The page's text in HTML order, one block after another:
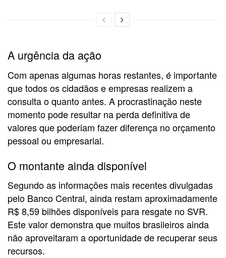
A urgência da ação
Com apenas algumas horas restantes, é importante
que todos os cidadãos e empresas realizem a
consulta o quanto antes. A procrastinação neste
momento pode resultar na perda definitiva de
valores que poderiam fazer diferença no orçamento
pessoal ou empresarial.
O montante ainda disponível
Segundo as informações mais recentes divulgadas
pelo Banco Central, ainda restam aproximadamente
R$ 8,59 bilhões disponíveis para resgate no SVR.
Este valor demonstra que muitos brasileiros ainda
não aproveitaram a oportunidade de recuperar seus
recursos.